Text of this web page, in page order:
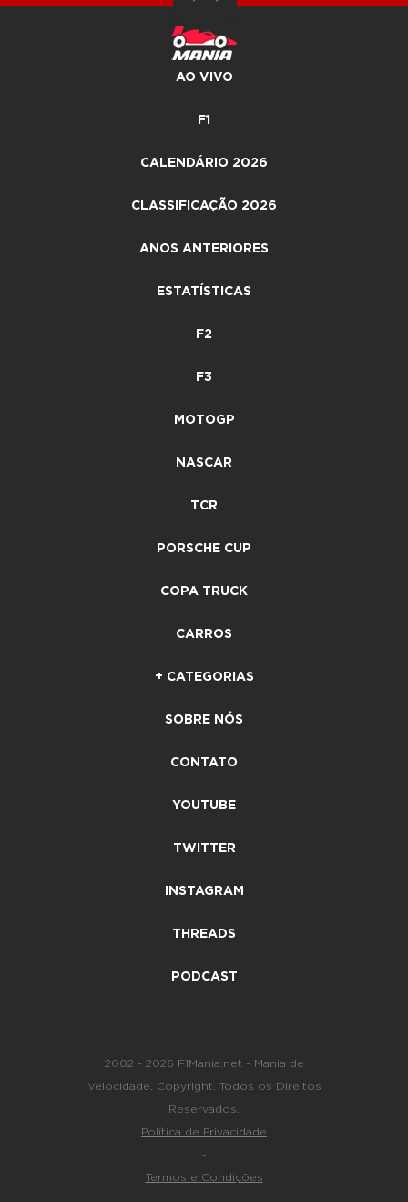
AO VIVO
F1
CALENDÁRIO 2026
CLASSIFICAÇÃO 2026
ANOS ANTERIORES
ESTATÍSTICAS
F2
F3
MOTOGP
NASCAR
TCR
PORSCHE CUP
COPA TRUCK
CARROS
+ CATEGORIAS
SOBRE NÓS
CONTATO
YOUTUBE
TWITTER
INSTAGRAM
THREADS
PODCAST
2002 - 2026 F1Mania.net - Mania de
Velocidade. Copyright. Todos os Direitos
Reservados.
Política de Privacidade
-
Termos e Condições